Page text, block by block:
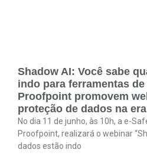
Shadow AI: Você sabe
indo para ferramentas de
Proofpoint promovem
proteção de dados na
No dia 11 de junho, às 10h, a e-
Proofpoint, realizará o webinar
dados estão indo